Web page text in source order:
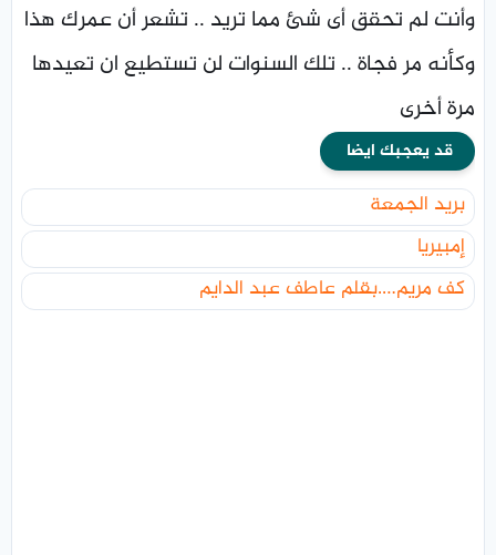
وأنت لم تحقق أى شئ مما تريد .. تشعر أن عمرك هذا
وكأنه مر فجاة .. تلك السنوات لن تستطيع ان تعيدها
مرة أخرى
قد يعجبك ايضا
بريد الجمعة
إمبيريا
كف مريم….بقلم عاطف عبد الدايم